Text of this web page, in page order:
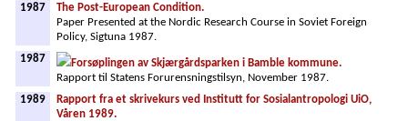
1987
The Post-European Condition.
Paper Presented at the Nordic Research Course in Soviet Foreign
Policy, Sigtuna 1987.
1987
Forsøplingen av Skjærgårdsparken i Bamble kommune.
Rapport til Statens Forurensningstilsyn, November 1987.
1989
Rapport fra et skrivekurs ved Institutt for Sosialantropologi UiO,
Våren 1989.